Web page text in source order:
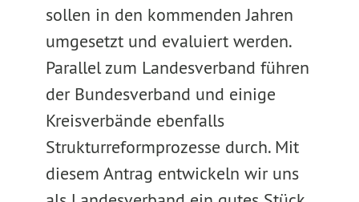
sollen in den kommenden Jahren
umgesetzt und evaluiert werden.
Parallel zum Landesverband führen
der Bundesverband und einige
Kreisverbände ebenfalls
Strukturreformprozesse durch. Mit
diesem Antrag entwickeln wir uns